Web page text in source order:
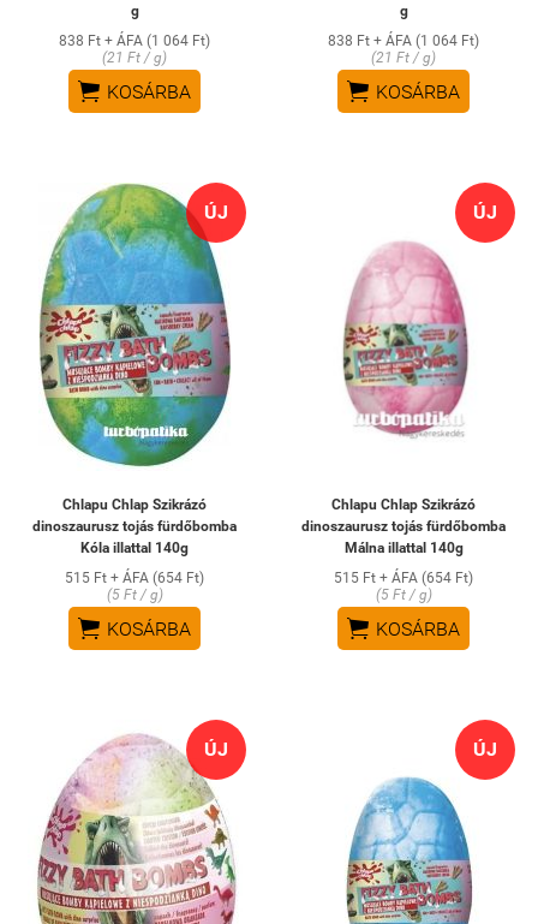
g
838 Ft + ÁFA (1 064 Ft)
(21 Ft / g)
 KOSÁRBA
g
838 Ft + ÁFA (1 064 Ft)
(21 Ft / g)
 KOSÁRBA
ÚJ
Chlapu Chlap Szikrázó
dinoszaurusz tojás fürdőbomba
Kóla illattal 140g
515 Ft + ÁFA (654 Ft)
(5 Ft / g)
 KOSÁRBA
ÚJ
Chlapu Chlap Szikrázó
dinoszaurusz tojás fürdőbomba
Málna illattal 140g
515 Ft + ÁFA (654 Ft)
(5 Ft / g)
 KOSÁRBA
ÚJ ÚJ